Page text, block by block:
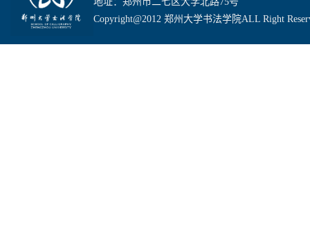
Copyright@2012 郑州大学书法学院ALL Right